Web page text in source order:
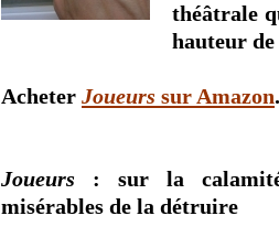
théâtrale
hauteur
Acheter Joueurs sur Amazon.
Joueurs : sur la calamité
misérables de la détruire